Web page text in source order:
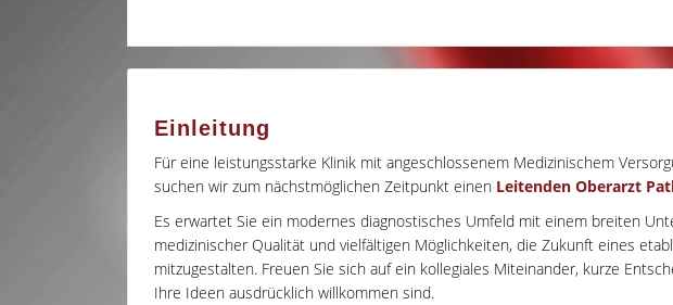
Einleitung
Für eine leistungsstarke Klinik mit angeschlossenem Medizinischem
suchen wir zum nächstmöglichen Zeitpunkt einen Leitenden Oberarzt
Es erwartet Sie ein modernes diagnostisches Umfeld mit einem breiten
medizinischer Qualität und vielfältigen Möglichkeiten, die Zukunft eines
mitzugestalten. Freuen Sie sich auf ein kollegiales Miteinander, kurze
Ihre Ideen ausdrücklich willkommen sind.